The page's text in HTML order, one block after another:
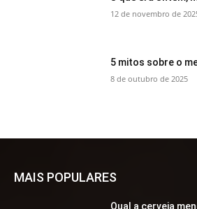
12 de novembro de
5 mitos sobre o
8 de outubro de 2025
MAIS POPULARES
Qual a cerveja